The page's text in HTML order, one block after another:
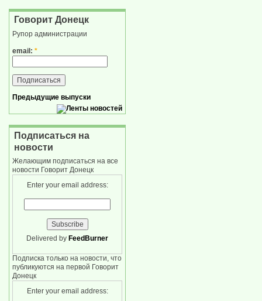
Говорит Донецк
Рупор администрации
email: *
Предыдущие выпуски
Подписаться на
новости
Желающим подписаться на все
новости Говорит Донецк
Enter your email address:
Delivered by FeedBurner
Подписка только на новости, что
публикуются на первой Говорит
Донецк
Enter your email address: